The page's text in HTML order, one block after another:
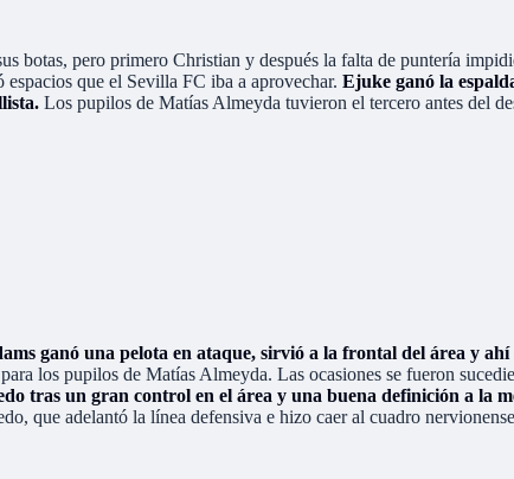
botas, pero primero Christian y después la falta de puntería
que el Sevilla FC iba a aprovechar. Ejuke ganó la
Los pupilos de Matías Almeyda tuvieron el tercero antes del
ganó una pelota en ataque, sirvió a la frontal del área y
los pupilos de Matías Almeyda. Las ocasiones se fueron
tras un gran control en el área y una buena definición a la
que adelantó la línea defensiva e hizo caer al cuadro